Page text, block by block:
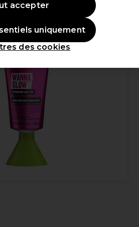
des cookies
uniquement
accepter